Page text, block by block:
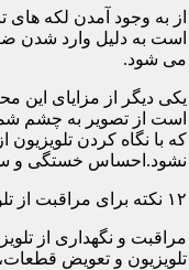
از به وجود آمدن لکه
است به دلیل وارد شدن
می شود.
یکی دیگر از مزایای
است از تصویر به چشم
که با نگاه کردن
نشود.احساس خستگی و
۱۲ نکته برای مراقبت از تلویزیون LED و LCD
مراقبت و نگهداری از
تلویزیون و تعویض